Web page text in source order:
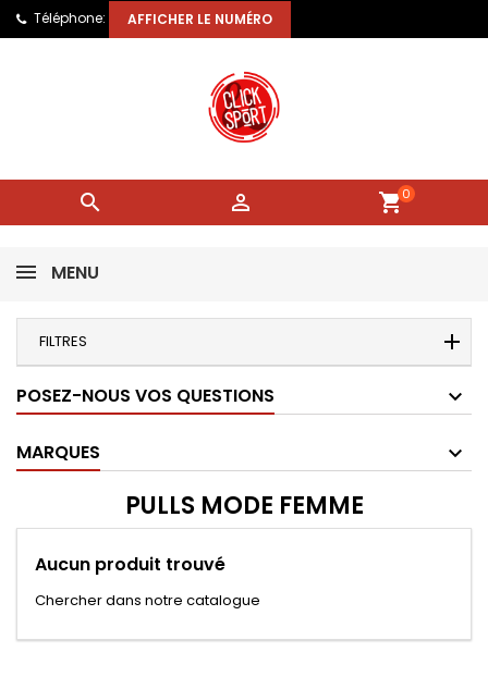
Téléphone: AFFICHER LE NUMÉRO
  shopping_cart0
MENU
FILTRES
POSEZ-NOUS VOS QUESTIONS
MARQUES
PULLS MODE FEMME
Aucun produit trouvé
Chercher dans notre catalogue